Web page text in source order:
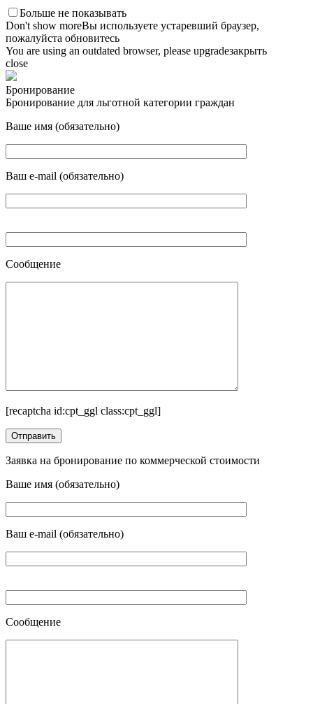
Больше не показывать
Don't show moreВы используете устаревший браузер,
пожалуйста обновитесь
You are using an outdated browser, please upgradeзакрыть
close
Бронирование
Бронирование для льготной категории граждан
Ваше имя (обязательно)
Ваш e-mail (обязательно)
Сообщение
[recaptcha id:cpt_ggl class:cpt_ggl]
Заявка на бронирование по коммерческой стоимости
Ваше имя (обязательно)
Ваш e-mail (обязательно)
Сообщение